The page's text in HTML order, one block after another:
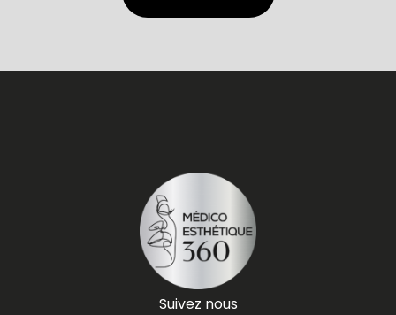
Suivez nous